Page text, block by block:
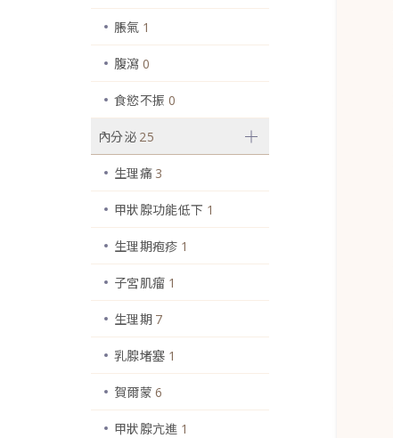
脹氣 1
腹瀉 0
食慾不振 0
內分泌 25
生理痛 3
甲狀腺功能低下 1
生理期疱疹 1
子宮肌瘤 1
生理期 7
乳腺堵塞 1
賀爾蒙6
甲狀腺亢進 1